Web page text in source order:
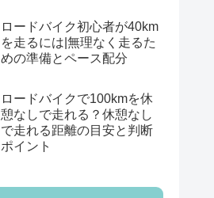
ロードバイク初心者が40km
を走るには|無理なく走るた
めの準備とペース配分
ロードバイクで100kmを休
憩なしで走れる？休憩なし
で走れる距離の目安と判断
ポイント